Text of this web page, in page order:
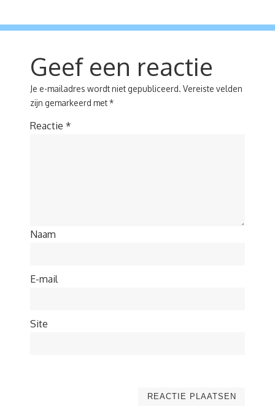
Geef een reactie
Je e-mailadres wordt niet gepubliceerd. Vereiste velden
zijn gemarkeerd met*
Reactie *
Naam
E-mail
Site